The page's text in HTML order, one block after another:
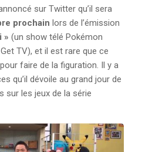
sur Twitter qu’il sera
prochain lors de l’émission
» (un show télé Pokémon
TV), et il est rare que ce
faire de la figuration. Il y a
qu’il dévoile au grand jour de
sur les jeux de la série